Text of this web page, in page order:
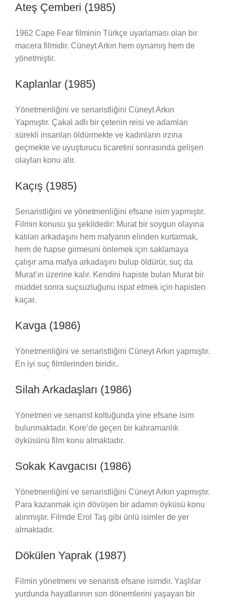
Ateş Çemberi (1985)
1962 Cape Fear filminin Türkçe uyarlaması olan bir
macera filmidir. Cüneyt Arkın hem oynamış hem de
yönetmiştir.
Kaplanlar (1985)
Yönetmenliğini ve senaristliğini Cüneyt Arkın
Yapmıştır. Çakal adlı bir çetenin reisi ve adamları
sürekli insanları öldürmekte ve kadınların ırzına
geçmekte ve uyuşturucu ticaretini sonrasında gelişen
olayları konu alır.
Kaçış (1985)
Senaristliğini ve yönetmenliğini efsane isim yapmıştır.
Filmin konusu şu şekildedir: Murat bir soygun olayına
katılan arkadaşını hem mafyanın elinden kurtarmak,
hem de hapse girmesini önlemek için saklamaya
çalışır ama mafya arkadaşını bulup öldürür, suç da
Murat’ın üzerine kalır. Kendini hapiste bulan Murat bir
müddet sonra suçsuzluğunu ispat etmek için hapisten
kaçar.
Kavga (1986)
Yönetmenliğini ve senaristliğini Cüneyt Arkın yapmıştır.
En iyi suç filmlerinden biridir..
Silah Arkadaşları (1986)
Yönetmen ve senarist koltuğunda yine efsane isim
bulunmaktadır. Kore’de geçen bir kahramanlık
öyküsünü film konu almaktadır.
Sokak Kavgacısı (1986)
Yönetmenliğini ve senaristliğini Cüneyt Arkın yapmıştır.
Para kazanmak için dövüşen bir adamın öyküsü konu
alınmıştır. Filmde Erol Taş gibi ünlü isimler de yer
almaktadır.
Dökülen Yaprak (1987)
Filmin yönetmeni ve senaristi efsane isimdir. Yaşlılar
yurdunda hayatlarının son dönemlerini yaşayan bir